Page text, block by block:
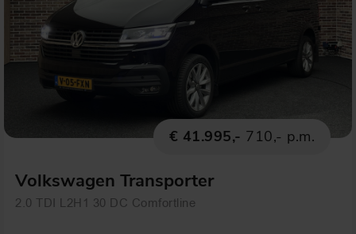
€ 41.995,- 710,- p.m.
Volkswagen Transporter
2.0 TDI L2H1 30 DC Comfortline